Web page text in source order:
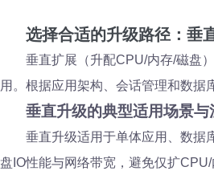
选择合适的升级路径：垂
垂直扩展（升配CPU/内存/磁盘
用。根据应用架构、会话管理和数
垂直升级的典型适用场景与
垂直升级适用于单体应用、数据
盘IO性能与网络带宽，避免仅扩CPU/